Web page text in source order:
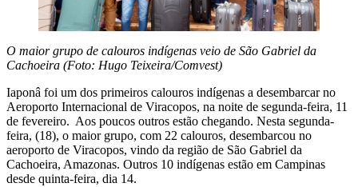
O maior grupo de calouros indígenas veio de São Gabriel da
Cachoeira (Foto: Hugo Teixeira/Comvest)
Iaponâ foi um dos primeiros calouros indígenas a desembarcar no
Aeroporto Internacional de Viracopos, na noite de segunda-feira, 11
de fevereiro. Aos poucos outros estão chegando. Nesta segunda-
feira, (18), o maior grupo, com 22 calouros, desembarcou no
aeroporto de Viracopos, vindo da região de São Gabriel da
Cachoeira, Amazonas. Outros 10 indígenas estão em Campinas
desde quinta-feira, dia 14.